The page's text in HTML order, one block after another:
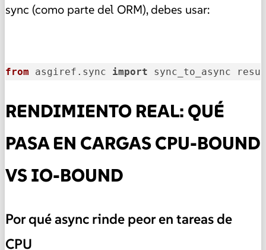
sync (como parte del ORM), debes usar:
from asgiref.sync import sync_to_async
RENDIMIENTO REAL: QUÉ
PASA EN CARGAS CPU-BOUND
VS IO-BOUND
Por qué async rinde peor en tareas de
CPU